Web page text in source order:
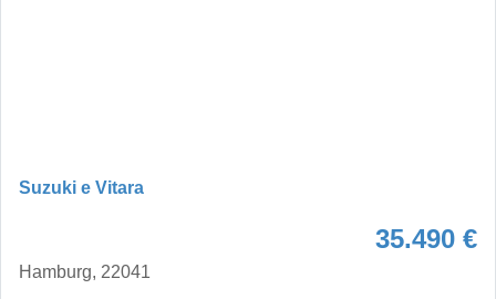
Suzuki e Vitara
35.490 €
Hamburg, 22041